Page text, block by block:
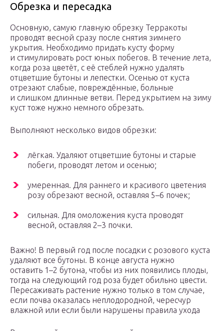
Обрезка и пересадка
Основную, самую главную обрезку Терракоты
проводят весной сразу после снятия зимнего
укрытия. Необходимо придать кусту форму
и стимулировать рост юных побегов. В течение лета,
когда роза цветёт, с её стеблей нужно удалять
отцветшие бутоны и лепестки. Осенью от куста
отрезают слабые, повреждённые, больные
и слишком длинные ветви. Перед укрытием на зиму
куст тоже нужно немного обрезать.
Выполняют несколько видов обрезки:
лёгкая. Удаляют отцветшие бутоны и старые
побеги, проводят летом и осенью;
умеренная. Для раннего и красивого цветения
розу обрезают весной, оставляя 5–6 почек;
сильная. Для омоложения куста проводят
весной, оставляя 2–3 почки.
Важно! В первый год после посадки с розового куста
удаляют все бутоны. В конце августа нужно
оставить 1–2 бутона, чтобы из них появились плоды,
тогда на следующий год роза будет обильно цвести.
Пересаживать растение нужно только в том случае,
если почва оказалась неплодородной, чересчур
влажной или если были нарушены правила ухода